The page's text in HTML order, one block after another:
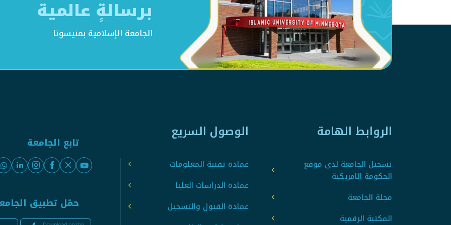
برسالةٍ عالمية
الجامعة الإسلامية بمنيسوتا
الروابط الهامة
تسجيل الجامعة لدى موقع
الحكومة الامريكية
مجلة الجامعة
المكتبة الرقمية
الوصول السريع
عمادة تقنية المعلومات
عمادة الدراسات العليا
عمادة القبول والتسجيل
تابع الجامعة
حمّل تطبيق